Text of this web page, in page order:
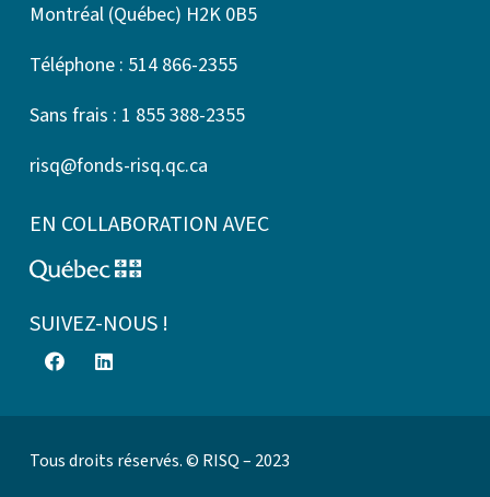
Montréal (Québec) H2K 0B5
Téléphone : 514 866-2355
Sans frais : 1 855 388-2355
risq@fonds-risq.qc.ca
EN COLLABORATION AVEC
SUIVEZ-NOUS !
Tous droits réservés. © RISQ – 2023